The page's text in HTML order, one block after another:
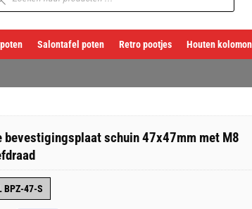
Salontafel poten Retro pootjes Houten
bevestigingsplaat schuin 47x47mm met M8
BPZ-47-S